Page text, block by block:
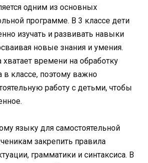
одним из основных
программе. В 3 классе дети
изучать и развивать навыки
новые знания и умения.
времени на обработку
в классе, поэтому важно
работу с детьми, чтобы
языку для самостоятельной
закрепить правила
грамматики и синтаксиса. В